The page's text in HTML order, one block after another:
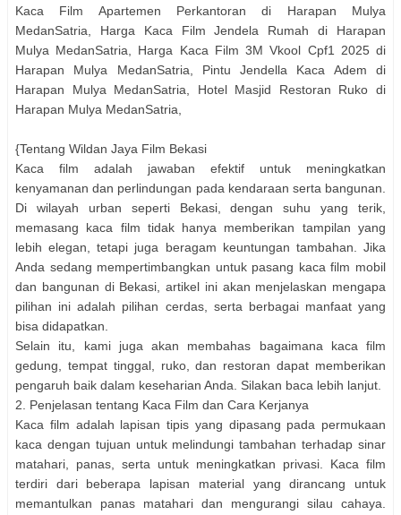
Kaca Film Apartemen Perkantoran di Harapan Mulya
MedanSatria, Harga Kaca Film Jendela Rumah di Harapan
Mulya MedanSatria, Harga Kaca Film 3M Vkool Cpf1 2025 di
Harapan Mulya MedanSatria, Pintu Jendella Kaca Adem di
Harapan Mulya MedanSatria, Hotel Masjid Restoran Ruko di
Harapan Mulya MedanSatria,
{Tentang Wildan Jaya Film Bekasi
Kaca film adalah jawaban efektif untuk meningkatkan
kenyamanan dan perlindungan pada kendaraan serta bangunan.
Di wilayah urban seperti Bekasi, dengan suhu yang terik,
memasang kaca film tidak hanya memberikan tampilan yang
lebih elegan, tetapi juga beragam keuntungan tambahan. Jika
Anda sedang mempertimbangkan untuk pasang kaca film mobil
dan bangunan di Bekasi, artikel ini akan menjelaskan mengapa
pilihan ini adalah pilihan cerdas, serta berbagai manfaat yang
bisa didapatkan.
Selain itu, kami juga akan membahas bagaimana kaca film
gedung, tempat tinggal, ruko, dan restoran dapat memberikan
pengaruh baik dalam keseharian Anda. Silakan baca lebih lanjut.
2. Penjelasan tentang Kaca Film dan Cara Kerjanya
Kaca film adalah lapisan tipis yang dipasang pada permukaan
kaca dengan tujuan untuk melindungi tambahan terhadap sinar
matahari, panas, serta untuk meningkatkan privasi. Kaca film
terdiri dari beberapa lapisan material yang dirancang untuk
memantulkan panas matahari dan mengurangi silau cahaya.